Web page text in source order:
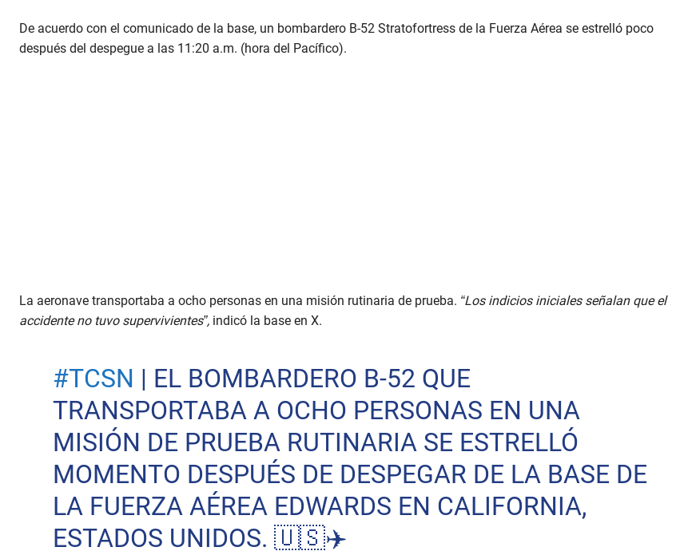
De acuerdo con el comunicado de la base, un bombardero B-52 Stratofortress de la Fuerza Aérea se estrelló poco
después del despegue a las 11:20 a.m. (hora del Pacífico).
La aeronave transportaba a ocho personas en una misión rutinaria de prueba. “Los indicios iniciales señalan que el
accidente no tuvo supervivientes”, indicó la base en X.
#TCSN | EL BOMBARDERO B-52 QUE
TRANSPORTABA A OCHO PERSONAS EN UNA
MISIÓN DE PRUEBA RUTINARIA SE ESTRELLÓ
MOMENTO DESPUÉS DE DESPEGAR DE LA BASE DE
LA FUERZA AÉREA EDWARDS EN CALIFORNIA,
ESTADOS UNIDOS. 🇺🇸✈️